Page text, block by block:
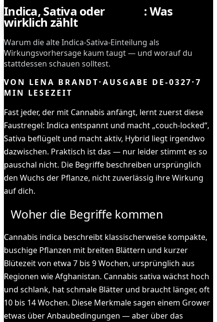
Indica, Sativa oder : Was
wirklich zählt
Warum die alte Indica-Sativa-Einteilung als
Wirkungsvorhersage kaum taugt — und worauf du
stattdessen schauen solltest.
VON LENA BRANDT·AUSGABE DE-0327·7
MIN LESEZEIT
Fast jeder, der mit Cannabis anfängt, lernt zuerst diese
Faustregel: Indica entspannt und macht „couch-locked“,
Sativa beflügelt und macht aktiv, Hybrid liegt irgendwo
dazwischen. Praktisch ist das — nur leider stimmt es so
pauschal nicht. Die Begriffe beschreiben ursprünglich
den Wuchs der Pflanze, nicht zuverlässig ihre Wirkung
auf dich.
Woher die Begriffe kommen
Cannabis indica beschreibt klassischerweise kompakte,
buschige Pflanzen mit breiten Blättern und kurzer
Blütezeit von etwa 7 bis 9 Wochen, ursprünglich aus
Regionen wie Afghanistan. Cannabis sativa wächst hoch
und schlank, hat schmale Blätter und braucht länger, oft
10 bis 14 Wochen. Diese Merkmale sagen einem Grower
etwas über Anbaubedingungen — aber über das